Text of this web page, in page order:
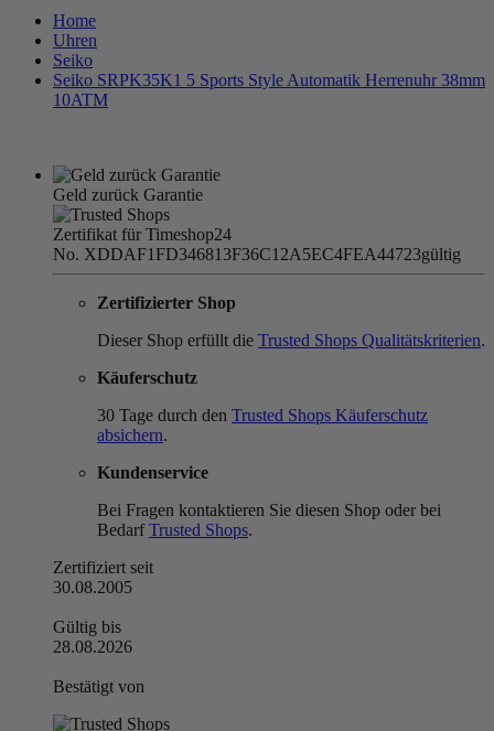
Home
Uhren
Seiko
Seiko SRPK35K1 5 Sports Style Automatik Herrenuhr 38mm
10ATM
Geld zurück Garantie
Zertifikat für Timeshop24
No. XDDAF1FD346813F36C12A5EC4FEA44723gültig
Zertifizierter Shop
Dieser Shop erfüllt die Trusted Shops Qualitätskriterien.
Käuferschutz
30 Tage durch den Trusted Shops Käuferschutz
absichern.
Kundenservice
Bei Fragen kontaktieren Sie diesen Shop oder bei
BedarfTrusted Shops.
Zertifiziert seit
30.08.2005
Gültig bis
28.08.2026
Bestätigt von